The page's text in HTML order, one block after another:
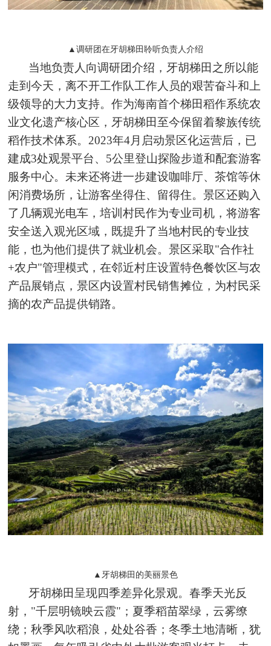
▲调研团在牙胡梯田聆听负责人介绍
当地负责人向调研团介绍，牙胡梯田之所以能
走到今天，离不开工作队工作人员的艰苦奋斗和上
级领导的大力支持。作为海南首个梯田稻作系统农
业文化遗产核心区，牙胡梯田至今保留着黎族传统
稻作技术体系。2023年4月启动景区化运营后，已
建成3处观景平台、5公里登山探险步道和配套游客
服务中心。未来还将进一步建设咖啡厅、茶馆等休
闲消费场所，让游客坐得住、留得住。景区还购入
了几辆观光电车，培训村民作为专业司机，将游客
安全送入观光区域，既提升了当地村民的专业技
能，也为他们提供了就业机会。景区采取"合作社
+农户"管理模式，在邻近村庄设置特色餐饮区与农
产品展销点，景区内设置村民销售摊位，为村民采
摘的农产品提供销路。
▲牙胡梯田的美丽景色
牙胡梯田呈现四季差异化景观。春季天光反
射，"千层明镜映云霞"；夏季稻苗翠绿，云雾缭
绕；秋季风吹稻浪，处处谷香；冬季土地清晰，犹